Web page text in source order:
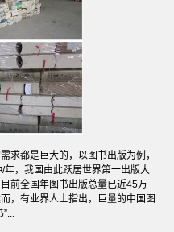
求都是巨大的，以图书出版为例，
年，我国由此跃居世界第一出版大
前全国年图书出版总量已近45万
，有业界人士指出，巨量的中国图